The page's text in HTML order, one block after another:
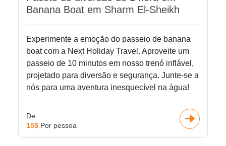
Banana Boat em Sharm El-Sheikh
Experimente a emoção do passeio de banana
boat com a Next Holiday Travel. Aproveite um
passeio de 10 minutos em nosso trenó inflável,
projetado para diversão e segurança. Junte-se a
nós para uma aventura inesquecível na água!
De
15$ Por pessoa